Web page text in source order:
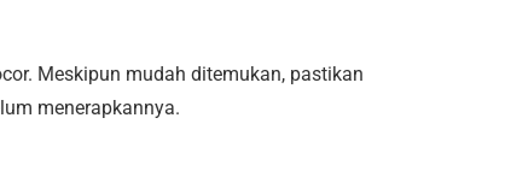
Meskipun mudah ditemukan, pastikan
menerapkannya.